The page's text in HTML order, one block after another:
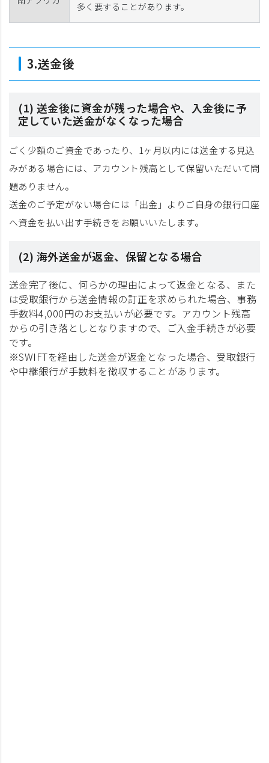
多く要することがあります。
3.送金後
(1) 送金後に資金が残った場合や、入金後に予
定していた送金がなくなった場合
ごく少額のご資金であったり、1ヶ月以内には送金する見込
みがある場合には、アカウント残高として保留いただいて問
題ありません。
送金のご予定がない場合には「出金」よりご自身の銀行口座
へ資金を払い出す手続きをお願いいたします。
(2) 海外送金が返金、保留となる場合
送金完了後に、何らかの理由によって返金となる、また
は受取銀行から送金情報の訂正を求められた場合、事務
手数料4,000円のお支払いが必要です。アカウント残高
からの引き落としとなりますので、ご入金手続きが必要
です。
※SWIFTを経由した送金が返金となった場合、受取銀行
や中継銀行が手数料を徴収することがあります。